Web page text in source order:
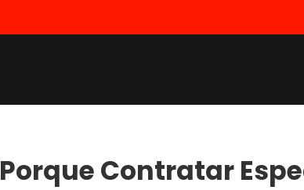
Porque Contratar